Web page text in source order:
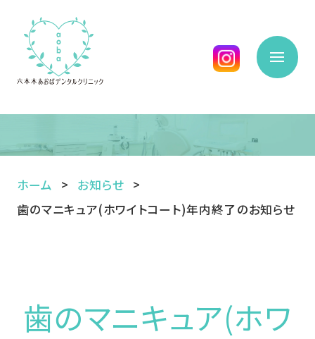
ホーム
お知らせ
歯のマニキュア(ホワイトコート)年内終了のお知らせ
歯のマニキュア(ホワ